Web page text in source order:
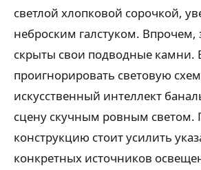
светлой хлопковой сорочкой,
неброским галстуком. Впрочем,
скрыты свои подводные камни.
проигнорировать световую
искусственный интеллект
сцену скучным ровным светом.
конструкцию стоит усилить
конкретных источников